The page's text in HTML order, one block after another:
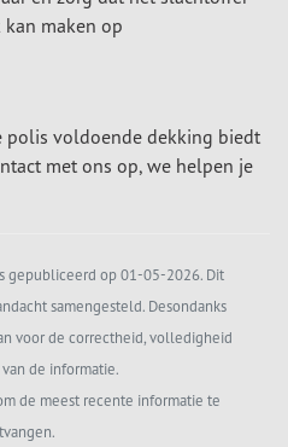
maken op
voldoende dekking biedt
met ons op, we helpen je
gepubliceerd op 01-05-2026. Dit
samengesteld. Desondanks
voor de correctheid, volledigheid
de informatie.
de meest recente informatie te